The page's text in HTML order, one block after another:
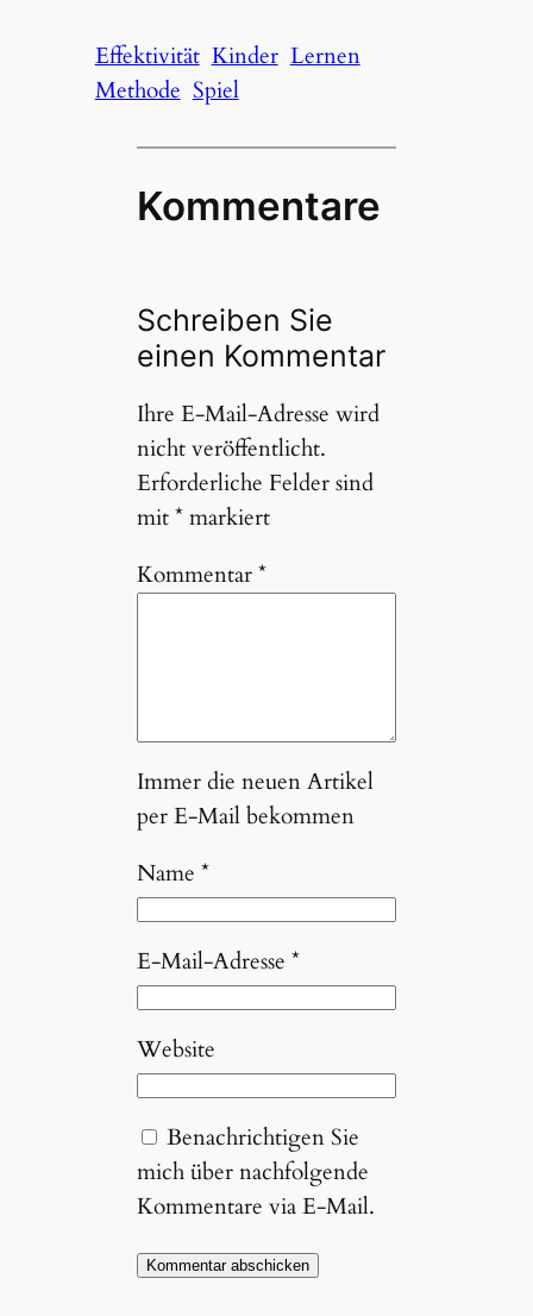
Effektivität Kinder Lernen
Methode Spiel
Kommentare
Schreiben Sie
einen Kommentar
Ihre E-Mail-Adresse wird
nicht veröffentlicht.
Erforderliche Felder sind
mit*markiert
Kommentar*
Immer die neuen Artikel
per E-Mail bekommen
Name*
E-Mail-Adresse*
Website
Benachrichtigen Sie
mich über nachfolgende
Kommentare via E-Mail.